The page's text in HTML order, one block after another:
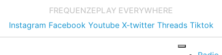
FREQUENZEPLAY EVERYWHERE
Instagram Facebook Youtube X-twitter Threads Tiktok